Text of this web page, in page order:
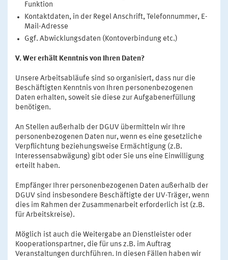
Funktion
Kontaktdaten, in der Regel Anschrift, Telefonnummer, E-
Mail-Adresse
Ggf. Abwicklungsdaten (Kontoverbindung etc.)
V. Wer erhält Kenntnis von Ihren Daten?
Unsere Arbeitsabläufe sind so organisiert, dass nur die
Beschäftigten Kenntnis von Ihren personenbezogenen
Daten erhalten, soweit sie diese zur Aufgabenerfüllung
benötigen.
An Stellen außerhalb der DGUV übermitteln wir Ihre
personenbezogenen Daten nur, wenn es eine gesetzliche
Verpflichtung beziehungsweise Ermächtigung (z.B.
Interessensabwägung) gibt oder Sie uns eine Einwilligung
erteilt haben.
Empfänger Ihrer personenbezogenen Daten außerhalb der
DGUV sind insbesondere Beschäftigte der UV-Träger, wenn
dies im Rahmen der Zusammenarbeit erforderlich ist (z.B.
für Arbeitskreise).
Möglich ist auch die Weitergabe an Dienstleister oder
Kooperationspartner, die für uns z.B. im Auftrag
Veranstaltungen durchführen. In diesen Fällen haben wir